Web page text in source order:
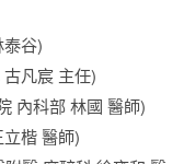
谷)
凡宸 主任)
內科部 林國 醫師)
楷 醫師)